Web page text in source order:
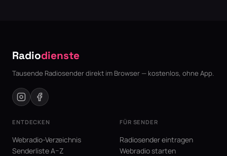
Radiodienste
Tausende Radiosender direkt im Browser — kostenlos, ohne App.
ENTDECKEN
Webradio-Verzeichnis
Senderliste A–Z
FÜR SENDER
Radiosender eintragen
Webradio starten